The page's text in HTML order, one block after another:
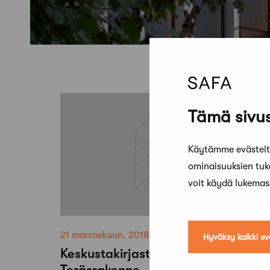
Tämä
Käytämme
ominaisuuksien
voit käydä
Hyväksy kaikki
21 marraskuun, 2018
Keskustakirjasto Oodille Vuoden